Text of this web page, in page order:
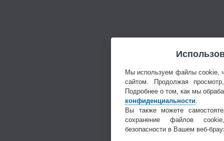
Мы используем файлы cookie,
сайтом. Продолжая
Подробнее о том, как мы
конфиденциальности
Вы также можете
сохранение файлов
безопасности в Вашем веб-